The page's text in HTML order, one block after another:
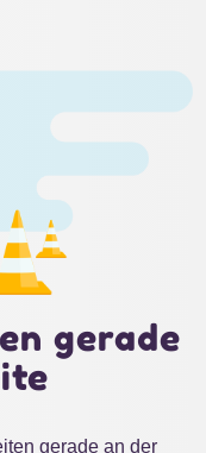
gerade
gerade an der